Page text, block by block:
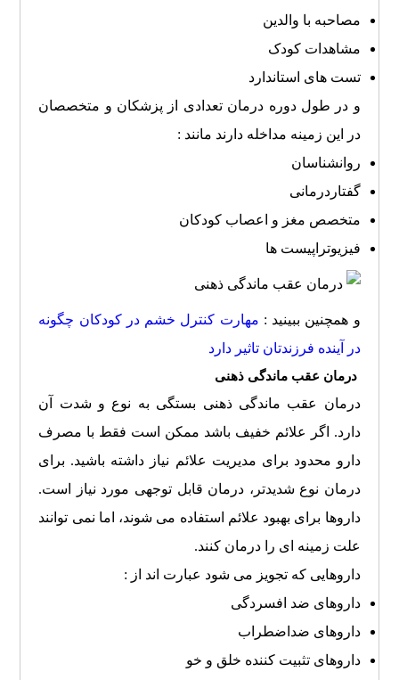
مصاحبه با والدین
مشاهدات کودک
تست های استاندارد
و در طول دوره درمان تعدادی از پزشکان و متخصصان
در این زمینه مداخله دارند مانند :
روانشناسان
گفتاردرمانی
متخصص مغز و اعصاب کودکان
فیزیوتراپیست ها
و همچنین ببینید : مهارت کنترل خشم در کودکان چگونه
در آینده فرزندتان تاثیر دارد
درمان عقب ماندگی ذهنی
درمان عقب ماندگی ذهنی بستگی به نوع و شدت آن
دارد. اگر علائم خفیف باشد ممکن است فقط با مصرف
دارو محدود برای مدیریت علائم نیاز داشته باشید. برای
درمان نوع شدیدتر، درمان قابل توجهی مورد نیاز است.
داروها برای بهبود علائم استفاده می شوند، اما نمی توانند
علت زمینه ای را درمان کنند.
داروهایی که تجویز می شود عبارت اند از :
داروهای ضد افسردگی
داروهای ضداضطراب
داروهای تثبیت کننده خلق و خو